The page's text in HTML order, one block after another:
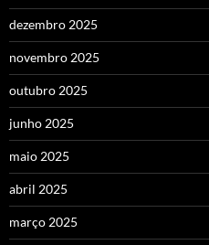
dezembro 2025
novembro 2025
outubro 2025
junho 2025
maio 2025
abril 2025
março 2025